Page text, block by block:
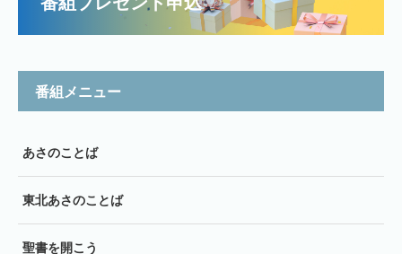
番組メニュー
あさのことば
東北あさのことば
聖書を開こう